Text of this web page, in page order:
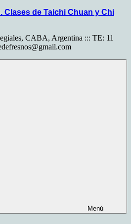
Clases de Taichi Chuan y Chi
CABA, Argentina ::: TE: 11
Menú